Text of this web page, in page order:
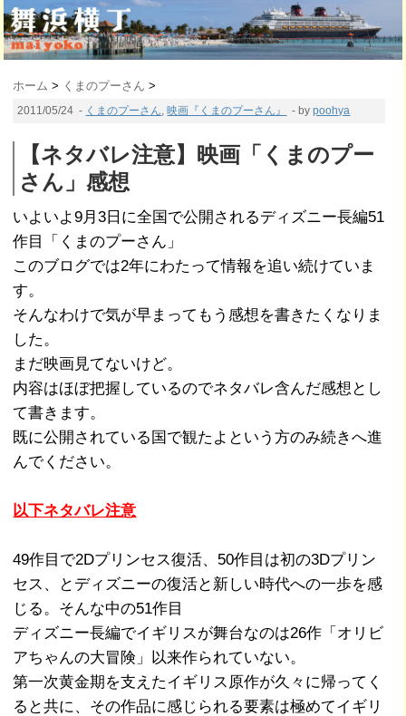
ホーム > くまのプーさん >
2011/05/24 - くまのプーさん,映画『くまのプーさん』 - bypoohya
【ネタバレ注意】映画「くまのプー
さん」感想
いよいよ9月3日に全国で公開されるディズニー長編51
作目「くまのプーさん」
このブログでは2年にわたって情報を追い続けていま
す。
そんなわけで気が早まってもう感想を書きたくなりま
した。
まだ映画見てないけど。
内容はほぼ把握しているのでネタバレ含んだ感想とし
て書きます。
既に公開されている国で観たよという方のみ続きへ進
んでください。
以下ネタバレ注意
49作目で2Dプリンセス復活、50作目は初の3Dプリン
セス、とディズニーの復活と新しい時代への一歩を感
じる。そんな中の51作目
ディズニー長編でイギリスが舞台なのは26作「オリビ
アちゃんの大冒険」以来作られていない。
第一次黄金期を支えたイギリス原作が久々に帰ってく
ると共に、その作品に感じられる要素は極めてイギリ